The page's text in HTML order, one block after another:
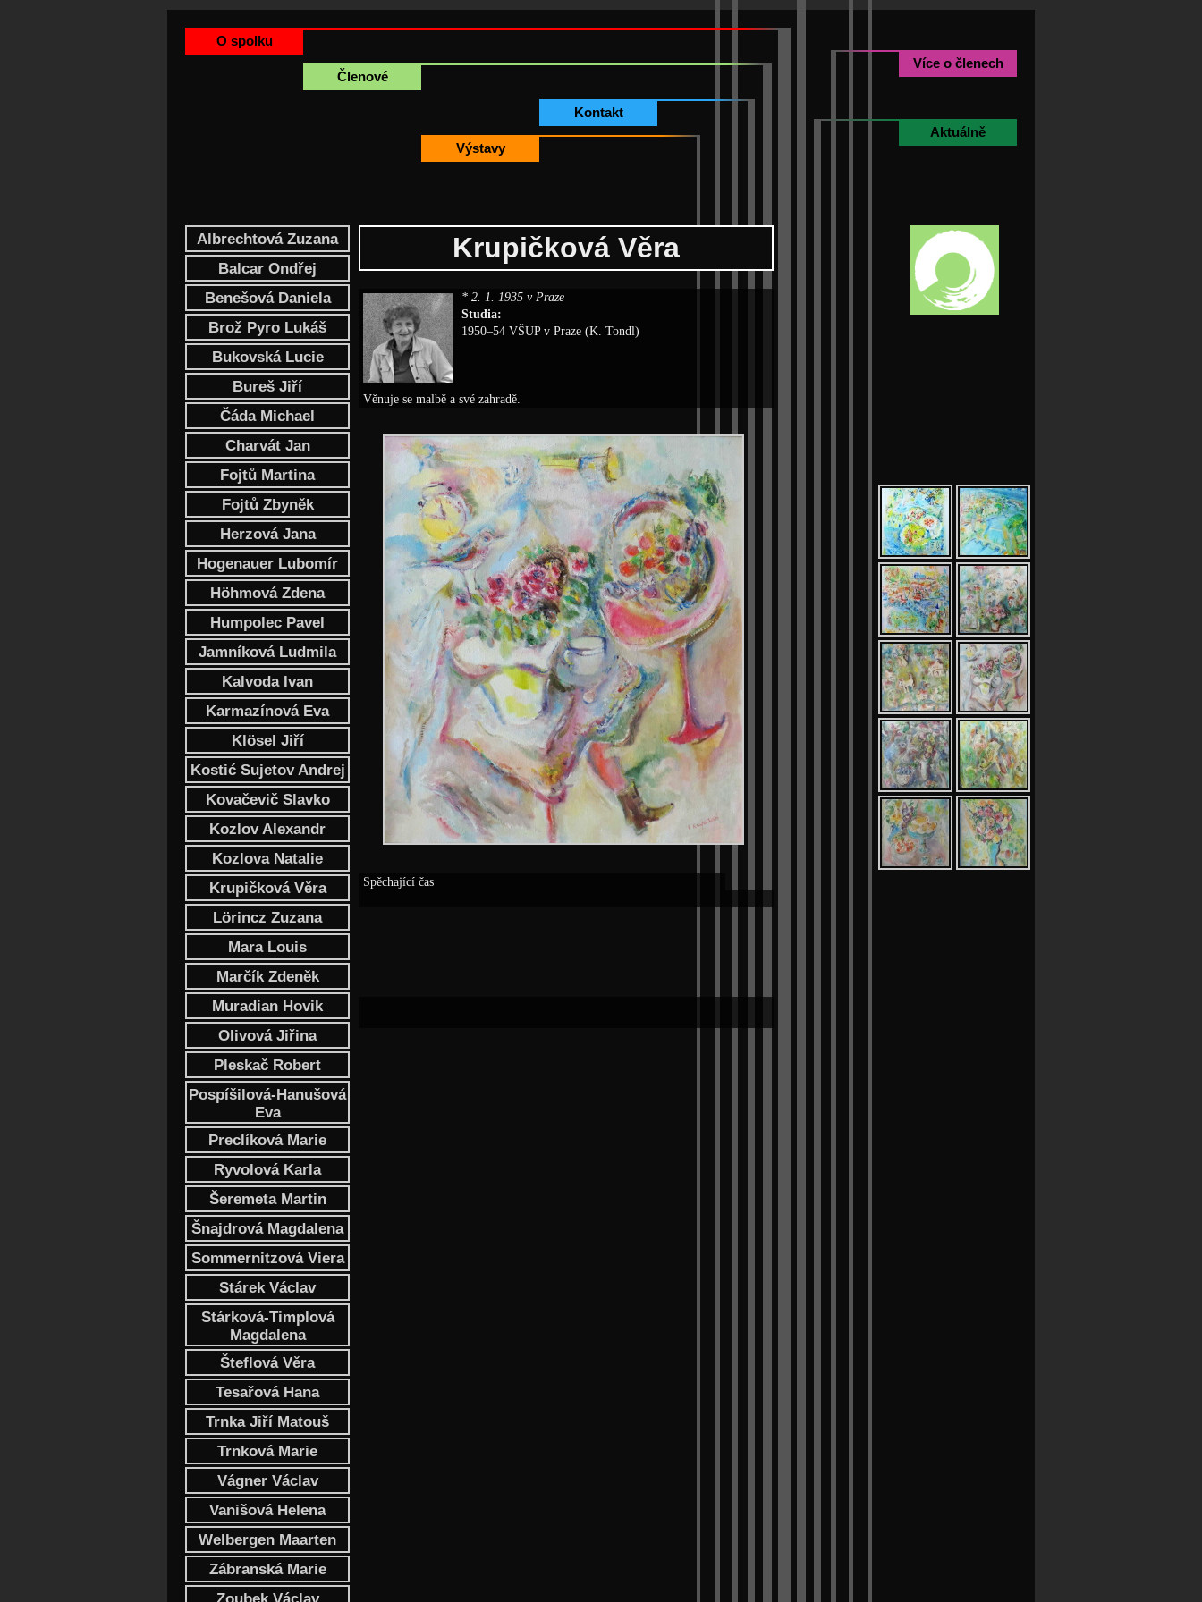
Aktuálně
O spolku
Členové
Výstavy
Kontakt
Více o členech
Albrechtová Zuzana
Balcar Ondřej
Benešová Daniela
Brož Pyro Lukáš
Bukovská Lucie
Bureš Jiří
Čáda Michael
Charvát Jan
Fojtů Martina
Fojtů Zbyněk
Herzová Jana
Hogenauer Lubomír
Höhmová Zdena
Humpolec Pavel
Jamníková Ludmila
Kalvoda Ivan
Karmazínová Eva
Klösel Jiří
Kostić Sujetov Andrej
Kovačevič Slavko
Kozlov Alexandr
Kozlova Natalie
Krupičková Věra
Lörincz Zuzana
Mara Louis
Marčík Zdeněk
Muradian Hovik
Olivová Jiřina
Pleskač Robert
Pospíšilová-Hanušová
Eva
Preclíková Marie
Ryvolová Karla
Šeremeta Martin
Šnajdrová Magdalena
Sommernitzová Viera
Stárek Václav
Stárková-Timplová
Magdalena
Šteflová Věra
Tesařová Hana
Trnka Jiří Matouš
Trnková Marie
Vágner Václav
Vanišová Helena
Welbergen Maarten
Zábranská Marie
Krupičková Věra
* 2. 1. 1935 v Praze
Studia:
1950–54 VŠUP v Praze (K. Tondl)
Věnuje se malbě a své zahradě.
Spěchající čas